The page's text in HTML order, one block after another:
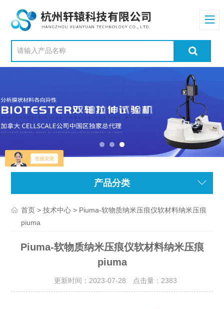
产品分类
首页 >技术中心 > Piuma-软物质纳米压痕仪软材料纳米压痕
piuma
Piuma-软物质纳米压痕仪软材料纳米压痕
piuma
更新时间：2023-07-28 点击量： 2383